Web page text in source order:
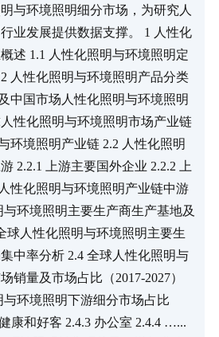
与环境照明细分市场，为研究人
业发展提供数据支撑。 1 人性化
述 1.1 人性化照明与环境照明定
人性化照明与环境照明产品分类
中国市场人性化照明与环境照明
性化照明与环境照明市场产业链
环境照明产业链 2.2 人性化照明
2.2.1 上游主要国外企业 2.2.2 上
性化照明与环境照明产业链中游
与环境照明主要生产商生产基地及
球人性化照明与环境照明主要生
中率分析 2.4 全球人性化照明与
销量及市场占比（2017-2027）
与环境照明下游细分市场占比
健康和好客 2.4.3 办公室 2.4.4 …...